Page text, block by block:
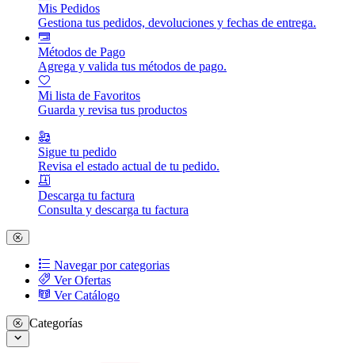
Mis Pedidos
Gestiona tus pedidos, devoluciones y fechas de entrega.
Métodos de Pago
Agrega y valida tus métodos de pago.
Mi lista de Favoritos
Guarda y revisa tus productos
Sigue tu pedido
Revisa el estado actual de tu pedido.
Descarga tu factura
Consulta y descarga tu factura
Navegar por categorias
Ver Ofertas
Ver Catálogo
Categorías